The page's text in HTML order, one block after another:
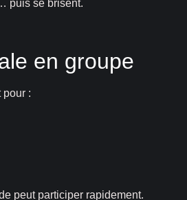
puis se brisent.
en groupe
pour :
peut participer rapidement.